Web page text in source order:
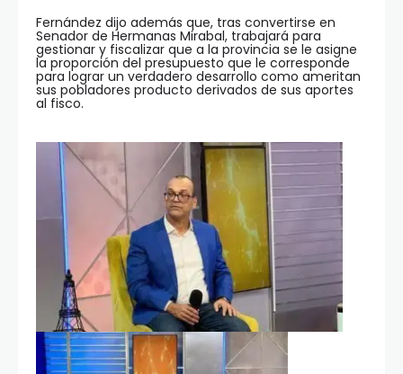
Fernández dijo además que, tras convertirse en
Senador de Hermanas Mirabal, trabajará para
gestionar y fiscalizar que a la provincia se le asigne
la proporción del presupuesto que le corresponde
para lograr un verdadero desarrollo como ameritan
sus pobladores producto derivados de sus aportes
al fisco.